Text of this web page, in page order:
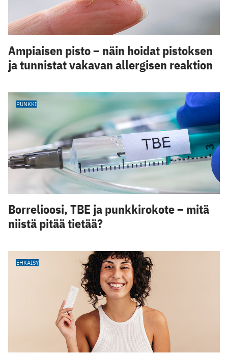
Ampiaisen pisto – näin hoidat pistoksen
ja tunnistat vakavan allergisen reaktion
PUNKKI
Borrelioosi, TBE ja punkkirokote – mitä
niistä pitää tietää?
EHKÄISY